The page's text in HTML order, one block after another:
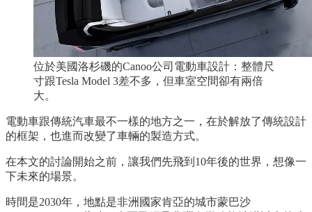
位於美國洛杉磯的Canoo公司電動車設計：整體尺
寸跟Tesla Model 3差不多，但車室空間卻有兩倍
大。
電動車跟傳統汽車最不一樣的地方之一，在於解放了傳統設計
的框架，也進而改變了車輛的製造方式。
在本文的討論開始之前，讓我們先飛到10年後的世界，想像一
下未來的場景。
時間是2030年，地點是非洲國家肯亞的城市蒙巴沙